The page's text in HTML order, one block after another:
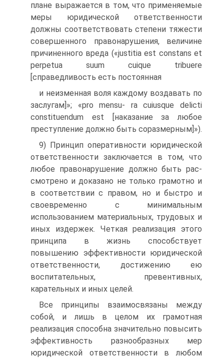
плане выражается в том, что применяемые
меры юридической ответственности
должны соответствовать степени тяжести
совершенного право­нарушения, величине
причиненного вреда («justitia est constans et
perpetua suum cuique tribuere
[справедливость есть постоянная
и неизменная воля каждому воздавать по
заслугам]»; «pro mensu- ra cuiusque delicti
constituendum est [наказание за любое
престу­пление должно быть соразмерным]»).
9) Принцип оперативности юридической
ответственности заключается в том, что
любое правонарушение должно быть рас­
смотрено и доказано не только грамотно и
в соответствии с пра­вом, но и быстро и
своевременно с минимальным
использовани­ем материальных, трудовых и
иных издержек. Четкая реализация этого
принципа в жизнь способствует
повышению эффективно­сти юридической
ответственности, достижению ею
воспитатель­ных, превентивных,
карательных и иных целей.
Все принципы взаимосвязаны между
собой, и лишь в целом их грамотная
реализация способна значительно повысить
эф­фективность разнообразных мер
юридической ответственности в любом